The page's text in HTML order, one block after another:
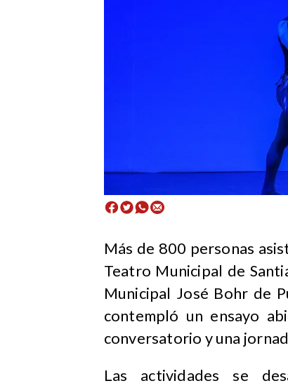
Más de 800 personas
Teatro Municipal de
Municipal José Bohr de
contempló un ensayo
conversatorio y una
Las actividades se